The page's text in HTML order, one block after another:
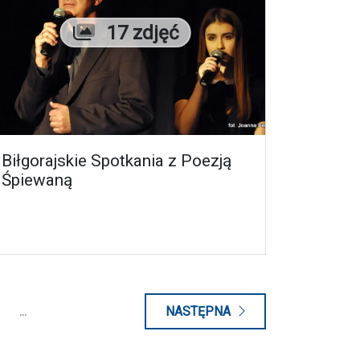
osiągnięcia i dokonania zawodowe.
Liczba zdjęć
17 zdjęć
Biłgorajskie Spotkania z Poezją
Śpiewaną
... NASTĘPNA